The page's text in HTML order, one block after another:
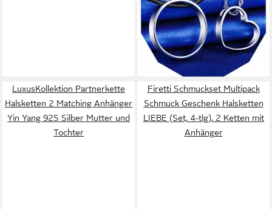
Liebeskette Pärchenkette
(Sterlingsilber 925
/GESCHENKIDEE /
Valentinstag, Damen /
Kettenlänge 40 cm, Herren /
Kettenlänge 54 cm), inklusive
Geschenkschachtel
69,90 € 99,90 €
-30%
lieferbar - in 2-3 Werktagen bei dir
LuxusKollektion Partnerkette
Halsketten 2 Matching Anhänger
Yin Yang 925 Silber Mutter und
Tochter
Firetti Schmuckset Multipack
Schmuck Geschenk Halsketten
LIEBE (Set, 4-tlg), 2 Ketten mit
Anhänger